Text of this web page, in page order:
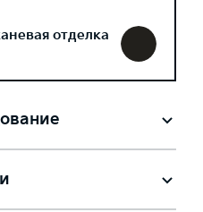
отделка